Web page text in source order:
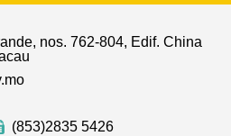
nos. 762-804, Edif. China
(853)2835 5426